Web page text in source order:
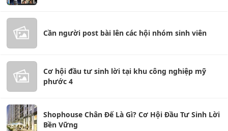
Cần người post bài lên các hội nhóm sinh viên
Cơ hội đầu tư sinh lời tại khu công nghiệp mỹ
phước 4
Shophouse Chân Đế Là Gì? Cơ Hội Đầu Tư Sinh Lời
Bền Vững